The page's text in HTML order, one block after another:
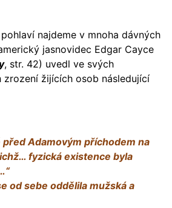
najdeme v mnoha dávných
jasnovidec Edgar Cayce
, str. 42) uvedl ve svých
zrození žijících osob následující
před Adamovým příchodem na
fyzická existence byla
od sebe oddělila mužská a